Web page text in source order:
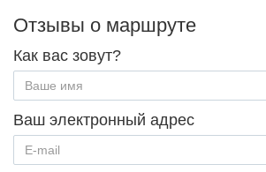
Отзывы о маршруте
Как вас зовут?
Ваш электронный адрес